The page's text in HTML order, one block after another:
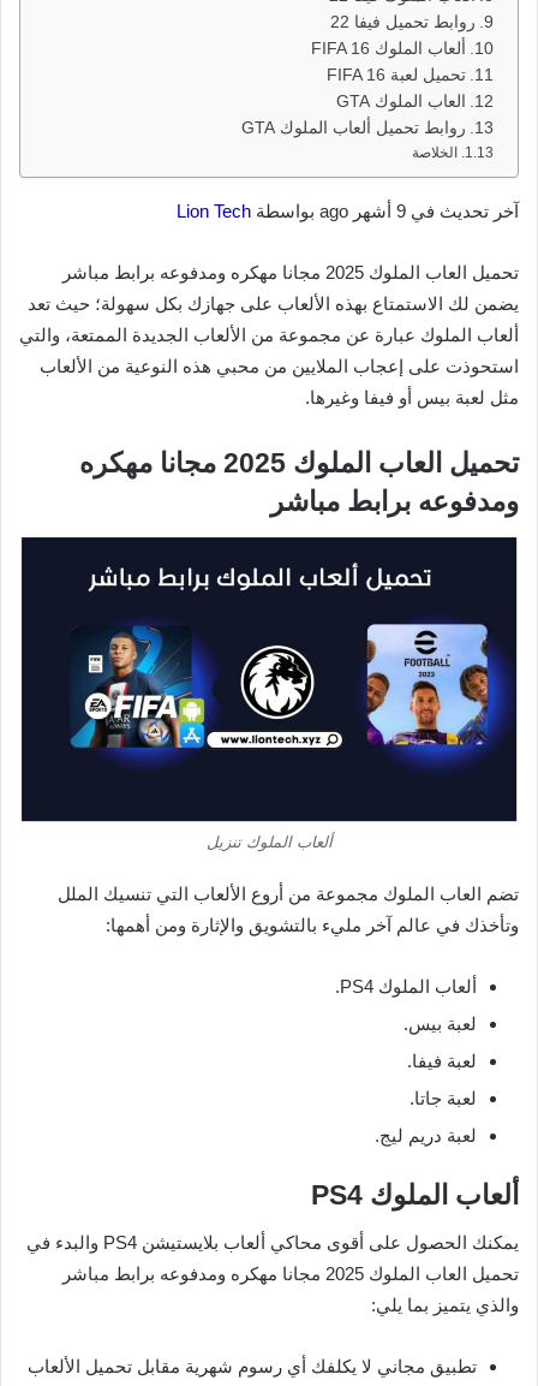
روابط تحميل فيفا 22
ألعاب الملوك FIFA 16
تحميل لعبة FIFA 16
العاب الملوك GTA
روابط تحميل ألعاب الملوك GTA
الخلاصة
آخر تحديث في 9 أشهر ago بواسطة Lion Tech
تحميل العاب الملوك 2025 مجانا مهكره ومدفوعه برابط مباشر
يضمن لك الاستمتاع بهذه الألعاب على جهازك بكل سهولة؛ حيث تعد
ألعاب الملوك عبارة عن مجموعة من الألعاب الجديدة الممتعة، والتي
استحوذت على إعجاب الملايين من محبي هذه النوعية من الألعاب
مثل لعبة بيس أو فيفا وغيرها.
تحميل العاب الملوك 2025 مجانا مهكره
ومدفوعه برابط مباشر
ألعاب الملوك تنزيل
تضم العاب الملوك مجموعة من أروع الألعاب التي تنسيك الملل
وتأخذك في عالم آخر مليء بالتشويق والإثارة ومن أهمها:
ألعاب الملوك PS4.
لعبة بيس.
لعبة فيفا.
لعبة جاتا.
لعبة دريم ليج.
ألعاب الملوك PS4
يمكنك الحصول على أقوى محاكي ألعاب بلايستيشن PS4 والبدء في
تحميل العاب الملوك 2025 مجانا مهكره ومدفوعه برابط مباشر
والذي يتميز بما يلي:
تطبيق مجاني لا يكلفك أي رسوم شهرية مقابل تحميل الألعاب